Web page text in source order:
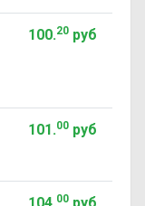
100.20руб
101.00руб
00